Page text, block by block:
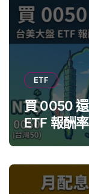
ETF
買 0050
ETF 報酬